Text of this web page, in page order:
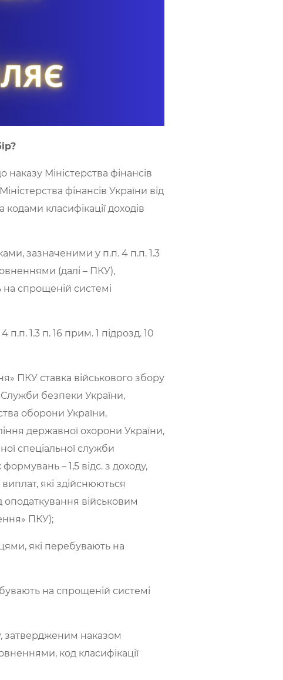
Міністерства фінансів
фінансів України від
класифікації доходів
зазначеними у п.п. 4 п.п. 1.3
(далі – ПКУ),
спрощеній системі
1.3 п. 16 прим. 1 підрозд. 10
ПКУ ставка військового збору
безпеки України,
оборони України,
державної охорони України,
спеціальної служби
– 1,5 відс. з доходу,
які здійснюються
оподаткування військовим
ПКУ);
які перебувають на
на спрощеній системі
затвердженим наказом
код класифікації